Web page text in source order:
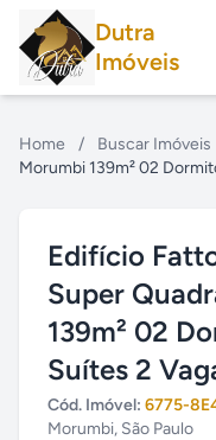
Dutra
Imóveis
Home / Buscar Imóveis
Morumbi 139m² 02
Edifício
Super
139m² 02
Suítes 2
Cód. Imóvel: 6775-
Morumbi, São Paulo